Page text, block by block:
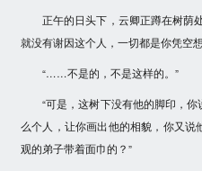
正午的日头下，云卿正蹲在树荫
就没有谢因这个人，一切都是你凭空
“……不是的，不是这样的。”
“可是，这树下没有他的脚印，你
么个人，让你画出他的相貌，你又
观的弟子带着面巾的？”